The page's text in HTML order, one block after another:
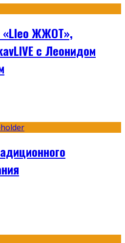
«Lleo ЖЖОТ»,
с Леонидом